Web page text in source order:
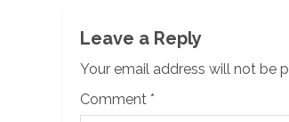
Leave a Reply
Your email address will not be
Comment *